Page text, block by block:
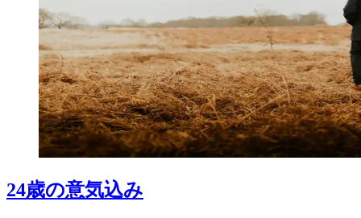
24歳の意気込み